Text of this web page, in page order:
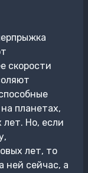
скорости
планетах,
Но, если
лет, то
ней сейчас, а